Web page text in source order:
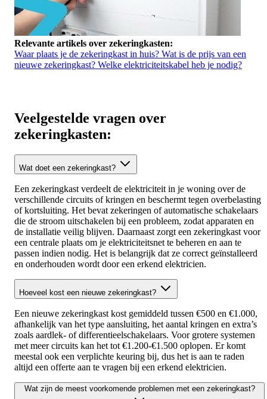
Relevante artikels over zekeringkasten:
Waar plaats je de zekeringkast in huis? Wat is de prijs van een
nieuwe zekeringkast? Welke elektriciteitskabel heb je nodig?
Veelgestelde vragen over
zekeringkasten:
Wat doet een zekeringkast?
Een zekeringkast verdeelt de elektriciteit in je woning over de
verschillende circuits of kringen en beschermt tegen overbelasting
of kortsluiting. Het bevat zekeringen of automatische schakelaars
die de stroom uitschakelen bij een probleem, zodat apparaten en
de installatie veilig blijven. Daarnaast zorgt een zekeringkast voor
een centrale plaats om je elektriciteitsnet te beheren en aan te
passen indien nodig. Het is belangrijk dat ze correct geïnstalleerd
en onderhouden wordt door een erkend elektricien.
Hoeveel kost een nieuwe zekeringkast?
Een nieuwe zekeringkast kost gemiddeld tussen €500 en €1.000,
afhankelijk van het type aansluiting, het aantal kringen en extra’s
zoals aardlek- of differentieelschakelaars. Voor grotere systemen
met meer circuits kan het tot €1.200‑€1.500 oplopen. Er komt
meestal ook een verplichte keuring bij, dus het is aan te raden
altijd een offerte aan te vragen bij een erkend elektricien.
Wat zijn de meest voorkomende problemen met een zekeringkast?